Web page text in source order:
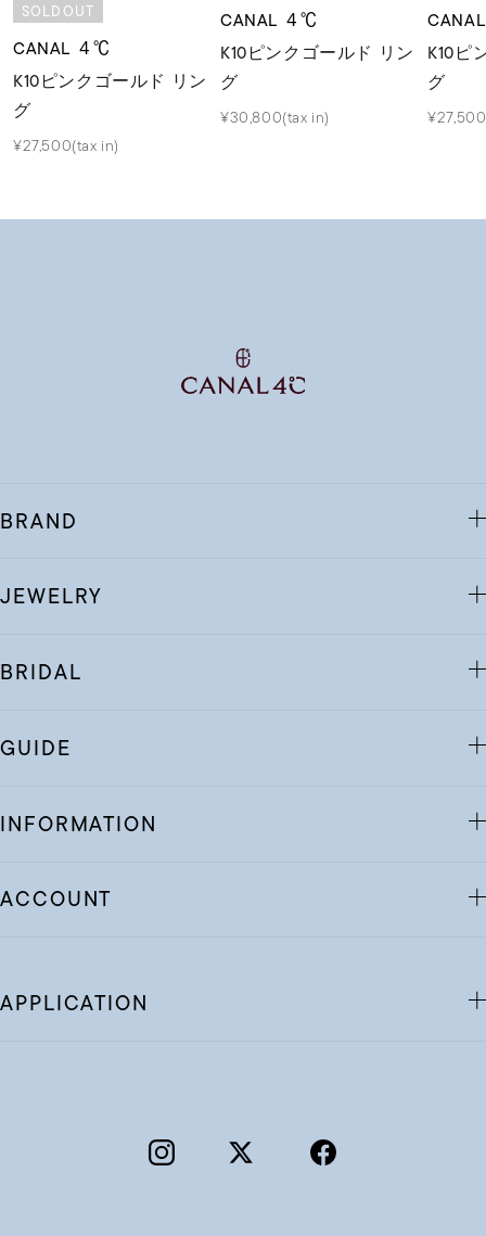
SOLDOUT
CANAL ４℃
K10ピンクゴールド リン
グ
¥27,500(tax in)
CANAL ４℃
K10ピンクゴールド リン
グ
¥30,800(tax in)
K10ピ
グ
BRAND
JEWELRY
BRIDAL
GUIDE
INFORMATION
ACCOUNT
APPLICATION